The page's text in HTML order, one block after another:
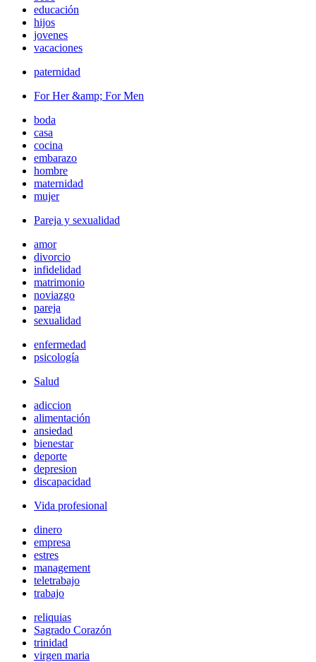
educación
hijos
jovenes
vacaciones
paternidad
For Her &amp; For Men
boda
casa
cocina
embarazo
hombre
maternidad
mujer
Pareja y sexualidad
amor
divorcio
infidelidad
matrimonio
noviazgo
pareja
sexualidad
enfermedad
psicología
Salud
adiccion
alimentación
ansiedad
bienestar
deporte
depresion
discapacidad
Vida profesional
dinero
empresa
estres
management
teletrabajo
trabajo
reliquias
Sagrado Corazón
trinidad
virgen maria